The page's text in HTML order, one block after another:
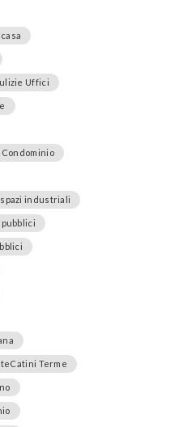
Uffici
Condominio
spazi industriali
pubblici
Terme